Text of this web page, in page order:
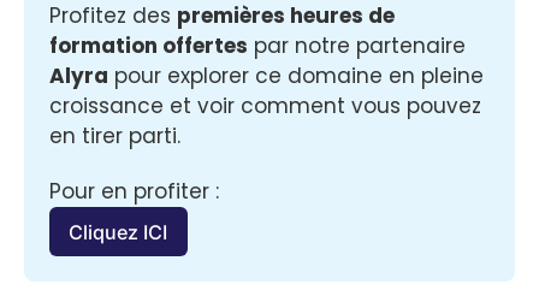
Profitez des premières heures de
formation offertes
Alyra pour explorer ce domaine en pleine
croissance et voir comment vous pouvez
en tirer parti.
Pour en profiter :
Cliquez ICI